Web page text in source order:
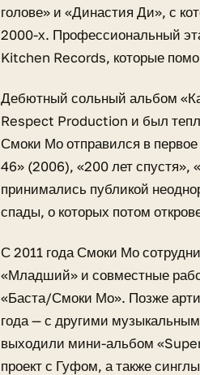
голове» и «Династия Ди», с
2000-х. Профессиональный
Kitchen Records, которые
Дебютный сольный альбом
Respect Production и был
Смоки Мо отправился в
46» (2006), «200 лет спустя»,
принимались публикой
спады, о которых потом
С 2011 года Смоки Мо
«Младший» и совместные
«Баста/Смоки Мо». Позже
года — с другими
выходили мини-альбом
проект с Гуфом, а также